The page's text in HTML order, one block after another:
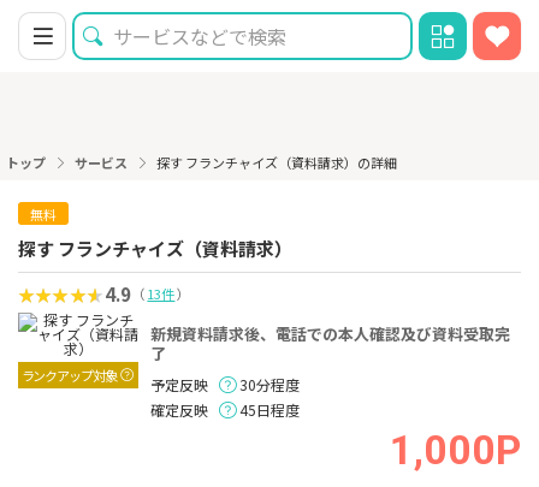
トップ サービス 探す フランチャイズ（資料請求）の詳細
無料
探す フランチャイズ（資料請求）
4.9 （13件）
ランクアップ対象
新規資料請求後、電話での本人確認及び資料受取完
了
予定反映
30分程度
確定反映
45日程度
1,000P